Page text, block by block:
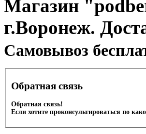
Магазин
г.Воронеж.
Cамовывоз
Обратная связь
Обратная связь!
Если хотите проконсультироваться по